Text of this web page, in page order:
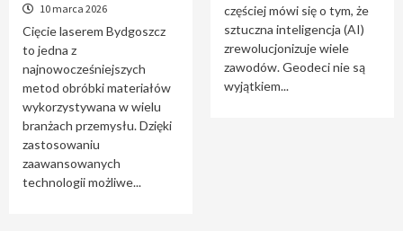
10 marca 2026
Cięcie laserem Bydgoszcz
to jedna z
najnowocześniejszych
metod obróbki materiałów
wykorzystywana w wielu
branżach przemysłu. Dzięki
zastosowaniu
zaawansowanych
technologii możliwe...
częściej mówi się o tym, że
sztuczna inteligencja (AI)
zrewolucjonizuje wiele
zawodów. Geodeci nie są
wyjątkiem...